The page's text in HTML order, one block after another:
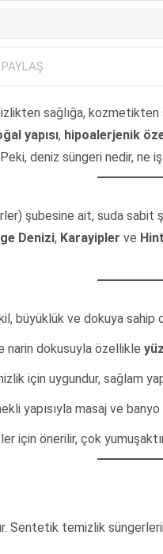
sağlığa,
yapısı, hipoalerjenik
deniz süngeri nedir, ne
şubesine ait, suda sabit
Denizi, Karayipler ve
büyüklük ve dokuya sahip
narin dokusuyla özellikle
için uygundur, sağlam
yapısıyla masaj ve banyo
için önerilir, çok
Sentetik temizlik